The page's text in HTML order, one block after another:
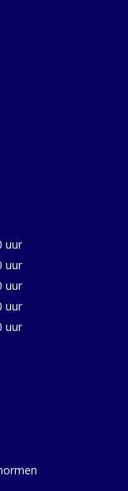
uur
uur
uur
uur
uur